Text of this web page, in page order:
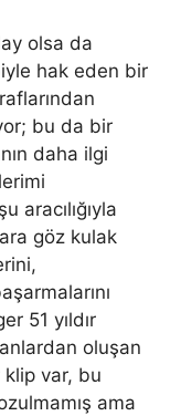
olsa da
hak eden bir
bu da bir
daha ilgi
aracılığıyla
göz kulak
51 yıldır
oluşan
klip var, bu
ama